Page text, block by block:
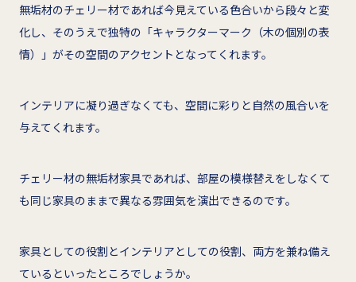
無垢材のチェリー材であれば今見えている色合いから段々と変
化し、そのうえで独特の「キャラクターマーク（木の個別の表
情）」がその空間のアクセントとなってくれます。
インテリアに凝り過ぎなくても、空間に彩りと自然の風合いを
与えてくれます。
チェリー材の無垢材家具であれば、部屋の模様替えをしなくて
も同じ家具のままで異なる雰囲気を演出できるのです。
家具としての役割とインテリアとしての役割、両方を兼ね備え
ているといったところでしょうか。